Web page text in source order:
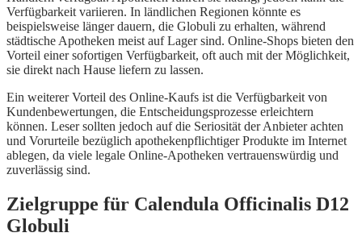
Verfügbarkeit variieren. In ländlichen Regionen könnte es
beispielsweise länger dauern, die Globuli zu erhalten, während
städtische Apotheken meist auf Lager sind. Online-Shops bieten den
Vorteil einer sofortigen Verfügbarkeit, oft auch mit der Möglichkeit,
sie direkt nach Hause liefern zu lassen.
Ein weiterer Vorteil des Online-Kaufs ist die Verfügbarkeit von
Kundenbewertungen, die Entscheidungsprozesse erleichtern
können. Leser sollten jedoch auf die Seriosität der Anbieter achten
und Vorurteile bezüglich apothekenpflichtiger Produkte im Internet
ablegen, da viele legale Online-Apotheken vertrauenswürdig und
zuverlässig sind.
Zielgruppe für Calendula Officinalis D12
Globuli